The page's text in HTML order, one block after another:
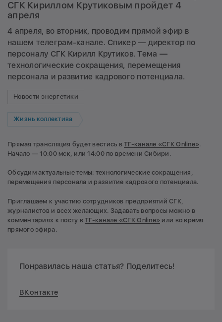
СГК Кириллом Крутиковым пройдет 4
апреля
4 апреля, во вторник, проводим прямой эфир в
нашем телеграм-канале. Спикер — директор по
персоналу СГК Кирилл Крутиков. Тема —
технологические сокращения, перемещения
персонала и развитие кадрового потенциала.
Новости энергетики
Жизнь коллектива
Прямая трансляция будет вестись вТГ-канале «СГК Online».
Начало — 10:00 мск, или 14:00 по времени Сибири.
Обсудим актуальные темы: технологические сокращения,
перемещения персонала и развитие кадрового потенциала.
Приглашаем к участию сотрудников предприятий СГК,
журналистов и всех желающих. Задавать вопросы можно в
комментариях к посту вТГ-канале «СГК Online» или во время
прямого эфира.
Понравилась наша статья? Поделитесь!
ВКонтакте